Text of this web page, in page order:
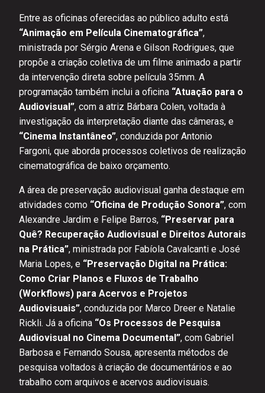
Entre as oficinas oferecidas ao público adulto está
“Animação em Película Cinematográfica”,
ministrada por Sérgio Arena e Gilson Rodrigues, que
propõe a criação coletiva de um filme animado a partir
da intervenção direta sobre película 35mm. A
programação também inclui a oficina “Atuação para o
Audiovisual”, com a atriz Bárbara Colen, voltada à
investigação da interpretação diante das câmeras, e
“Cinema Instantâneo”, conduzida por Antonio
Fargoni, que aborda processos coletivos de realização
cinematográfica de baixo orçamento.
A área de preservação audiovisual ganha destaque em
atividades como “Oficina de Produção Sonora”, com
Alexandre Jardim e Felipe Barros, “Preservar para
Quê? Recuperação Audiovisual e Direitos Autorais
na Prática”, ministrada por Fabíola Cavalcanti e José
Maria Lopes, e “Preservação Digital na Prática:
Como Criar Planos e Fluxos de Trabalho
(Workflows) para Acervos e Projetos
Audiovisuais”, conduzida por Marco Dreer e Natalie
Rickli. Já a oficina “Os Processos de Pesquisa
Audiovisual no Cinema Documental”, com Gabriel
Barbosa e Fernando Sousa, apresenta métodos de
pesquisa voltados à criação de documentários e ao
trabalho com arquivos e acervos audiovisuais.